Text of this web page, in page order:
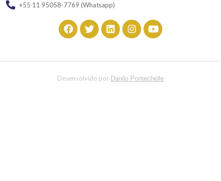
+55 11 95058-7769 (Whatsapp)
Desenvolvido por Danilo Pontechelle